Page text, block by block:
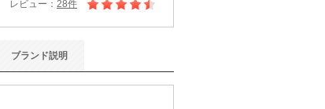
レビュー： 28件
ブランド説明